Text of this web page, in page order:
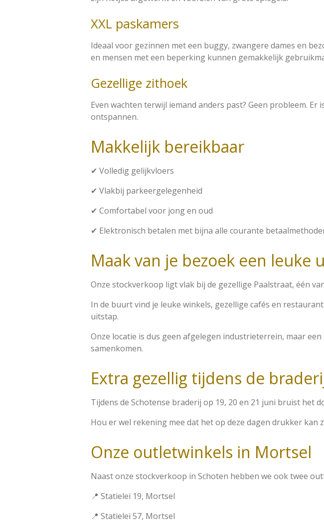
XXL paskamers
Ideaal voor gezinnen met een buggy, zwangere dames en
en mensen met een beperking kunnen gemakkelijk
Gezellige zithoek
Even wachten terwijl iemand anders past? Geen probleem.
ontspannen.
Makkelijk bereikbaar
✔ Volledig gelijkvloers
✔ Vlakbij parkeergelegenheid
✔ Comfortabel voor jong en oud
✔ Elektronisch betalen met bijna alle courante
Maak van je bezoek een leuke
Onze stockverkoop ligt vlak bij de gezellige Paalstraat, één
In de buurt vind je leuke winkels, gezellige cafés en
uitstap.
Onze locatie is dus geen afgelegen industrieterrein, maar
samenkomen.
Extra gezellig tijdens de
Tijdens de Schotense braderij op 19, 20 en 21 juni bruist het
Hou er wel rekening mee dat het op deze dagen drukker kan
Onze outletwinkels in Mortsel
Naast onze stockverkoop in Schoten hebben we ook twee
📍 Statielei 19, Mortsel
📍 Statielei 57, Mortsel